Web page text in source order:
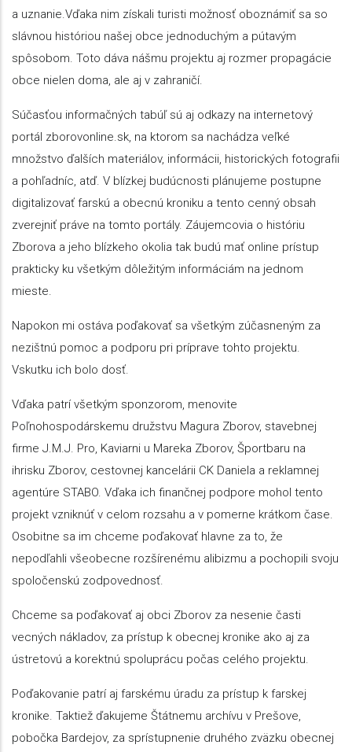
a uznanie.Vďaka nim získali turisti možnosť oboznámiť sa so
slávnou históriou našej obce jednoduchým a pútavým
spôsobom. Toto dáva nášmu projektu aj rozmer propagácie
obce nielen doma, ale aj v zahraničí.
Súčasťou informačných tabúľ sú aj odkazy na internetový
portál zborovonline.sk, na ktorom sa nachádza veľké
množstvo ďalších materiálov, informácii, historických fotografii
a pohľadníc, atď. V blízkej budúcnosti plánujeme postupne
digitalizovať farskú a obecnú kroniku a tento cenný obsah
zverejniť práve na tomto portály. Záujemcovia o históriu
Zborova a jeho blízkeho okolia tak budú mať online prístup
prakticky ku všetkým dôležitým informáciám na jednom
mieste.
Napokon mi ostáva poďakovať sa všetkým zúčasneným za
nezištnú pomoc a podporu pri príprave tohto projektu.
Vskutku ich bolo dosť.
Vďaka patrí všetkým sponzorom, menovite
Poľnohospodárskemu družstvu Magura Zborov, stavebnej
firme J.M.J. Pro, Kaviarni u Mareka Zborov, Športbaru na
ihrisku Zborov, cestovnej kancelárii CK Daniela a reklamnej
agentúre STABO. Vďaka ich finančnej podpore mohol tento
projekt vzniknúť v celom rozsahu a v pomerne krátkom čase.
Osobitne sa im chceme poďakovať hlavne za to, že
nepodľahli všeobecne rozšírenému alibizmu a pochopili svoju
spoločenskú zodpovednosť.
Chceme sa poďakovať aj obci Zborov za nesenie časti
vecných nákladov, za prístup k obecnej kronike ako aj za
ústretovú a korektnú spoluprácu počas celého projektu.
Poďakovanie patrí aj farskému úradu za prístup k farskej
kronike. Taktiež ďakujeme Štátnemu archívu v Prešove,
pobočka Bardejov, za sprístupnenie druhého zväzku obecnej